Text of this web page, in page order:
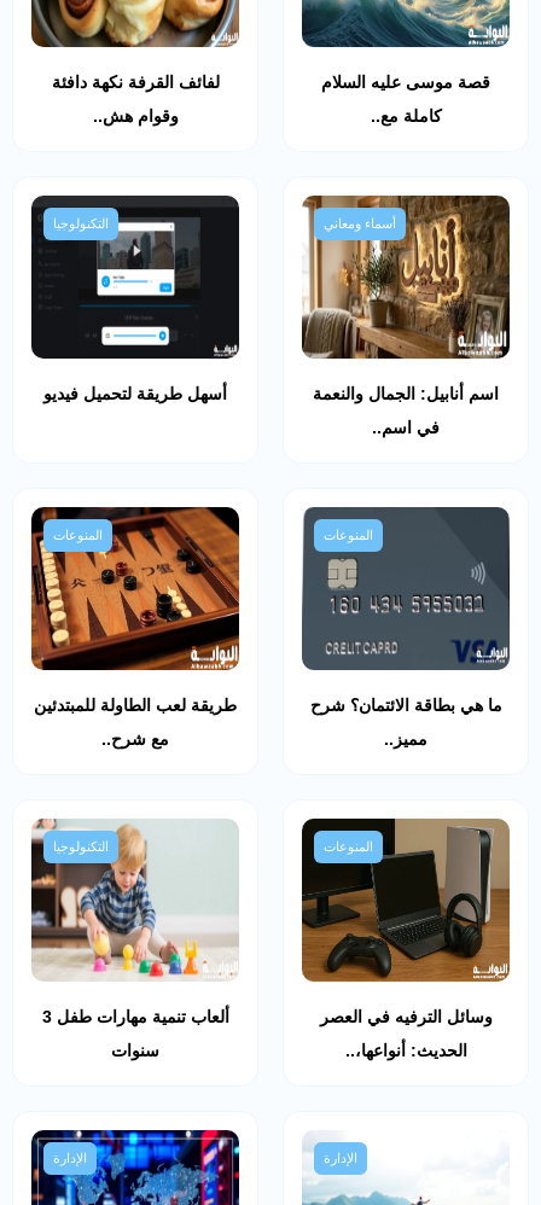
قصة موسى عليه السلام
كاملة مع..
لفائف القرفة نكهة دافئة
وقوام هش..
أسماء ومعاني
اسم أنابيل: الجمال والنعمة
في اسم..
التكنولوجيا
أسهل طريقة لتحميل فيديو
المنوعات
ما هي بطاقة الائتمان؟ شرح
مميز..
المنوعات
طريقة لعب الطاولة للمبتدئين
مع شرح..
المنوعات
وسائل الترفيه في العصر
الحديث: أنواعها،..
التكنولوجيا
ألعاب تنمية مهارات طفل 3
سنوات
الإدارة الإدارة